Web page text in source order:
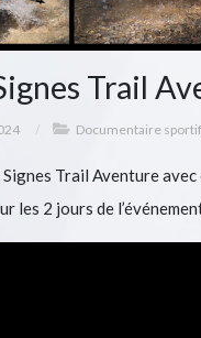
Trail
/ Documentaire sportif
Trail Aventure
les 2 jours de